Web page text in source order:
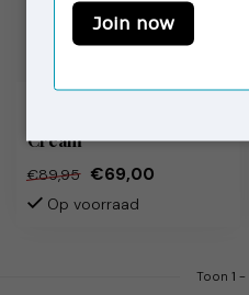
Cream
€89,95 €69,00
Op voorraad
Toon 1 -